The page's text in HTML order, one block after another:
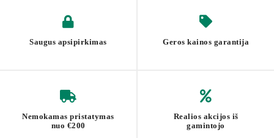
Saugus apsipirkimas Geros kainos garantija
Nemokamas pristatymas
nuo €200
Realios akcijos iš
gamintojo